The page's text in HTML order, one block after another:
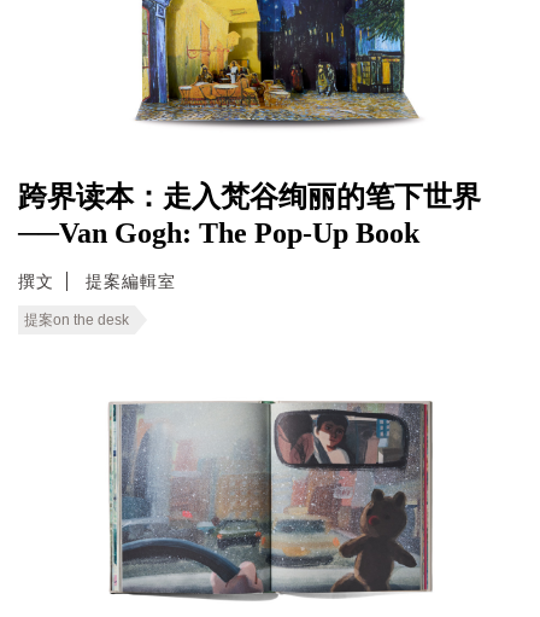
跨界读本：走入梵谷绚丽的笔下世界
──Van Gogh: The Pop-Up Book
撰文 提案編輯室
提案on the desk